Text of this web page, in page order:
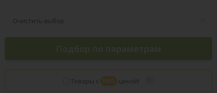
Очистить выбор
Подбор по параметрам
Товары с PRO ценой!